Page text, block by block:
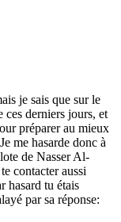
je sais que sur le
derniers jours, et
préparer au mieux
me hasarde donc à
de Nasser Al-
contacter aussi
hasard tu étais
par sa réponse: